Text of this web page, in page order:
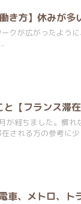
き方】休みが
クが広がったよう
【フランス滞
が経ちました。慣
される方の参考に少
車、メトロ、ト